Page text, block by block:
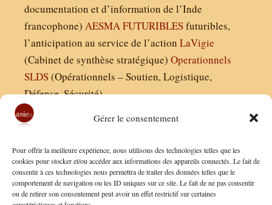
Gérer le consentement
Pour offrir la meilleure expérience, nous utilisons des technologies telles que les
cookies pour stocker et/ou accéder aux informations des appareils connectés. Le fait de
consentir à ces technologies nous permettra de traiter des données telles que le
comportement de navigation ou les ID uniques sur ce site. Le fait de ne pas consentir
ou de retirer son consentement peut avoir un effet restrictif sur certaines
documentation et d’information de l’Inde
francophone) AESMAFUTURIBLESfuturibles,
l’anticipation au service de l’action LaVigie
(Cabinet de synthèse stratégique) Operationnels
SLDS(Opérationnels – Soutien, Logistique,
Défense, Sécurité)
Finaldées EURL
Siège social : 13 avenue Boudon, 75016, Paris
Nous contacter